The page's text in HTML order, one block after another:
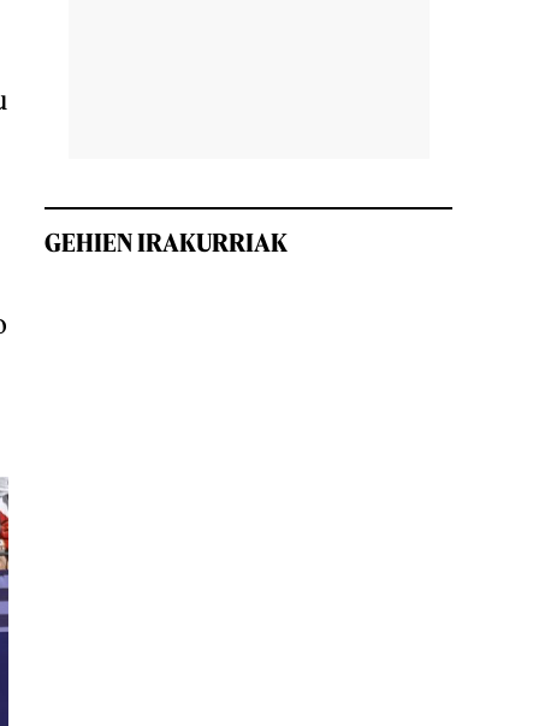
GEHIEN IRAKURRIAK